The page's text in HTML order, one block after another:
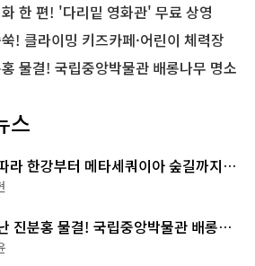
한 편! '다리밑 영화관' 무료 상영
! 클라이밍 키즈카페·어린이 체력장
물결! 국립중앙박물관 배롱나무 명소
스
라 한강부터 메타세쿼이아 숲길까지…
스
진분홍 물결! 국립중앙박물관 배롱나